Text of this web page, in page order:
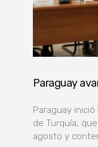
Paraguay
Paraguay inició
de Turquía,
agosto y